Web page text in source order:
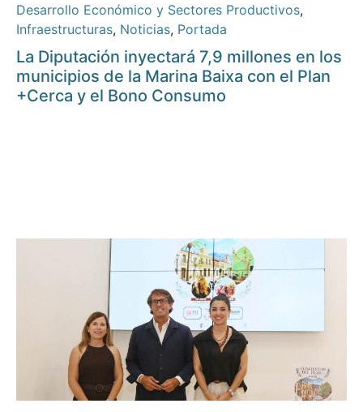
Desarrollo Económico y Sectores Productivos,
Infraestructuras, Noticias, Portada
La Diputación inyectará 7,9 millones en los
municipios de la Marina Baixa con el Plan
+Cerca y el Bono Consumo